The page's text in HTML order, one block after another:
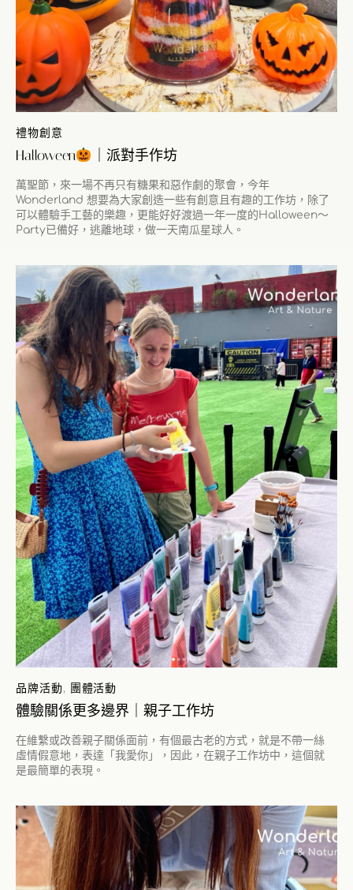
禮物創意
Halloween ｜派對手作坊
萬聖節，來一場不再只有糖果和惡作劇的聚會，今年
Wonderland 想要為大家創造一些有創意且有趣的工作坊，除了
可以體驗手工藝的樂趣，更能好好渡過一年一度的Halloween～
Party已備好，逃離地球，做一天南瓜星球人。
品牌活動, 團體活動
體驗關係更多邊界｜親子工作坊
在維繫或改善親子關係面前，有個最古老的方式，就是不帶一絲
虛情假意地，表達「我愛你」，因此，在親子工作坊中，這個就
是最簡單的表現。